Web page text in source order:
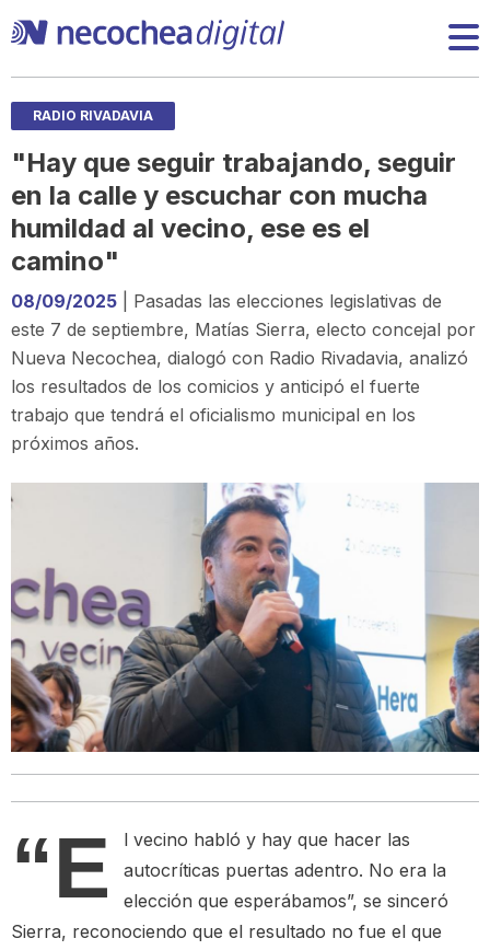
RADIO RIVADAVIA
"Hay que seguir trabajando, seguir
en la calle y escuchar con mucha
humildad al vecino, ese es el
camino"
08/09/2025 | Pasadas las elecciones legislativas de
este 7 de septiembre, Matías Sierra, electo concejal por
Nueva Necochea, dialogó con Radio Rivadavia, analizó
los resultados de los comicios y anticipó el fuerte
trabajo que tendrá el oficialismo municipal en los
próximos años.
“E
l vecino habló y hay que hacer las
autocríticas puertas adentro. No era la
elección que esperábamos”, se sinceró
Sierra, reconociendo que el resultado no fue el que